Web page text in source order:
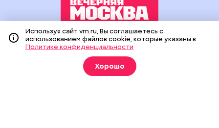
Издание создано при финансовой поддержке Департамента
средств массовой информации и рекламы города Москвы.
На сайте применяются рекомендательные технологии
(информационные технологии предоставления информации
на основе сбора, систематизации и анализа сведений,
Используя сайт vm.ru, Вы соглашаетесь с
использованием файлов cookie, которые указаны в
Политике конфиденциальности
Хорошо